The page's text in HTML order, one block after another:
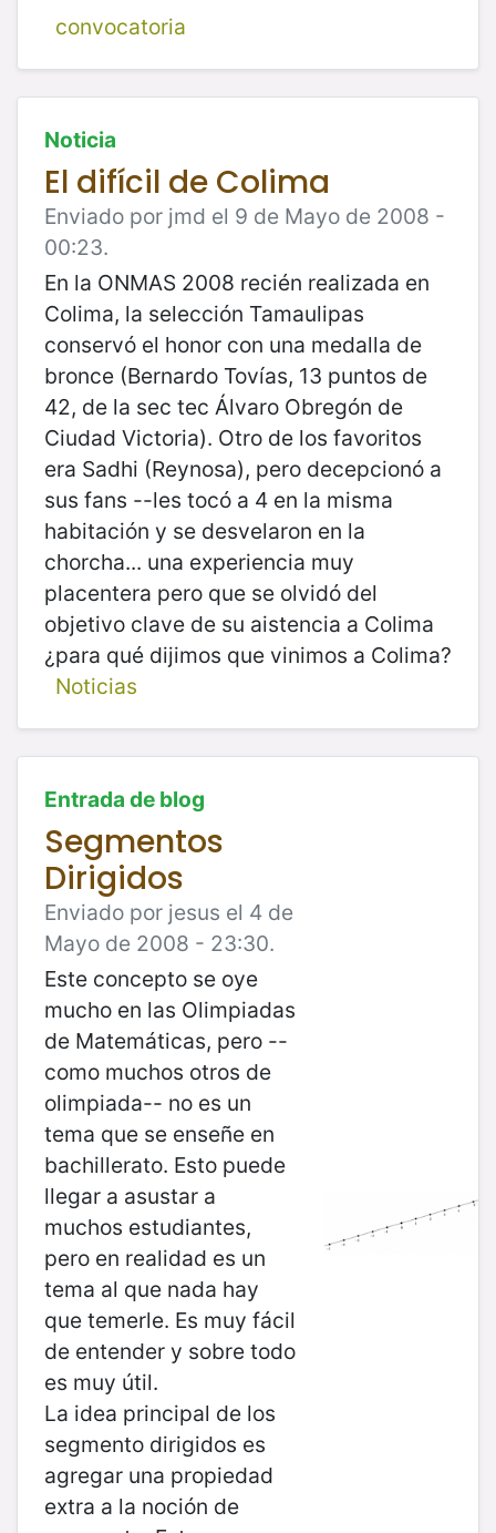
convocatoria
Noticia
El difícil de Colima
Enviado por jmd el 9 de Mayo de 2008 -
00:23.
En la ONMAS 2008 recién realizada en
Colima, la selección Tamaulipas
conservó el honor con una medalla de
bronce (Bernardo Tovías, 13 puntos de
42, de la sec tec Álvaro Obregón de
Ciudad Victoria). Otro de los favoritos
era Sadhi (Reynosa), pero decepcionó a
sus fans --les tocó a 4 en la misma
habitación y se desvelaron en la
chorcha... una experiencia muy
placentera pero que se olvidó del
objetivo clave de su aistencia a Colima
¿para qué dijimos que vinimos a Colima?
Noticias
Entrada de blog
Segmentos
Dirigidos
Enviado por jesus el 4 de
Mayo de 2008 - 23:30.
Este concepto se oye
mucho en las Olimpiadas
de Matemáticas, pero --
como muchos otros de
olimpiada-- no es un
tema que se enseñe en
bachillerato. Esto puede
llegar a asustar a
muchos estudiantes,
pero en realidad es un
tema al que nada hay
que temerle. Es muy fácil
de entender y sobre todo
es muy útil.
La idea principal de los
segmento dirigidos es
agregar una propiedad
extra a la noción de